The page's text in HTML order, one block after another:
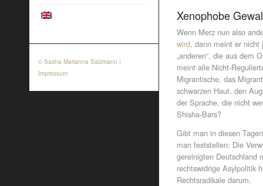
Xenophobe
Wenn Merz nun also
wird, dann meint er nicht
„anderen“, die aus dem
meint alle Nicht-
Migrantische, das
schwarzen Haut, den
der Sprache, die nicht
Shisha-Bars?
Gibt man in diesen
man feststellen: Die
gereinigten Deutschland
rechtswidrige Asylpolitik
Rechtsradikale darum.
© Sasha Marianna Salzmann |
Impressum